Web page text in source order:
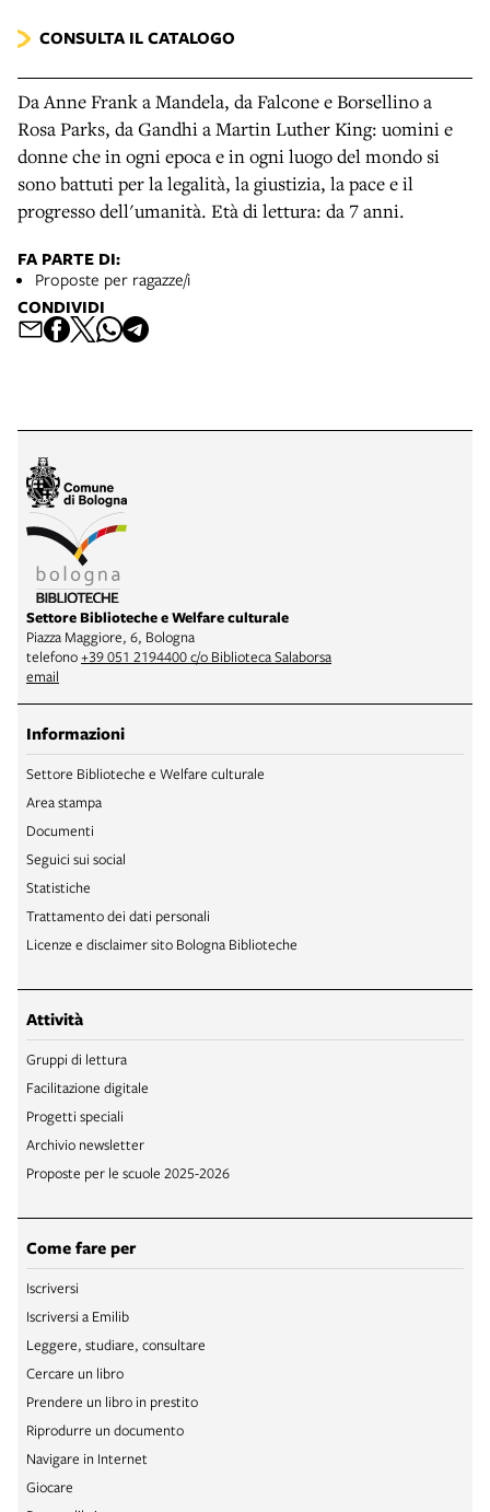
CONSULTA IL CATALOGO
Da Anne Frank a Mandela, da Falcone e Borsellino a
Rosa Parks, da Gandhi a Martin Luther King: uomini e
donne che in ogni epoca e in ogni luogo del mondo si
sono battuti per la legalità, la giustizia, la pace e il
progresso dell'umanità. Età di lettura: da 7 anni.
FA PARTE DI:
Proposte per ragazze/i
CONDIVIDI
Settore Biblioteche e Welfare culturale
Piazza Maggiore, 6, Bologna
telefono+39 051 2194400 c/o Biblioteca Salaborsa
email
Informazioni
Settore Biblioteche e Welfare culturale
Area stampa
Documenti
Seguici sui social
Statistiche
Trattamento dei dati personali
Licenze e disclaimer sito Bologna Biblioteche
Attività
Gruppi di lettura
Facilitazione digitale
Progetti speciali
Archivio newsletter
Proposte per le scuole 2025-2026
Come fare per
Iscriversi
Iscriversi a Emilib
Leggere, studiare, consultare
Cercare un libro
Prendere un libro in prestito
Riprodurre un documento
Navigare in Internet
Giocare